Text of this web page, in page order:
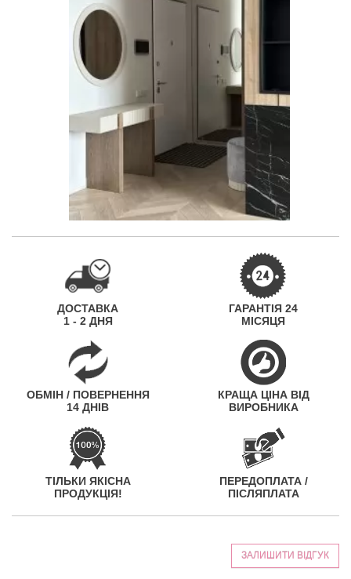
ДОСТАВКА
1 - 2 ДНЯ
ГАРАНТІЯ 24
МІСЯЦЯ
ОБМІН / ПОВЕРНЕННЯ
14 ДНІВ
КРАЩА ЦІНА ВІД
ВИРОБНИКА
ТІЛЬКИ ЯКІСНА
ПРОДУКЦІЯ!
ПЕРЕДОПЛАТА /
ПІСЛЯПЛАТА
ЗАЛИШИТИ ВІДГУК